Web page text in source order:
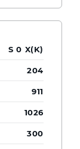
S 0 X(K)
204
911
1026
300